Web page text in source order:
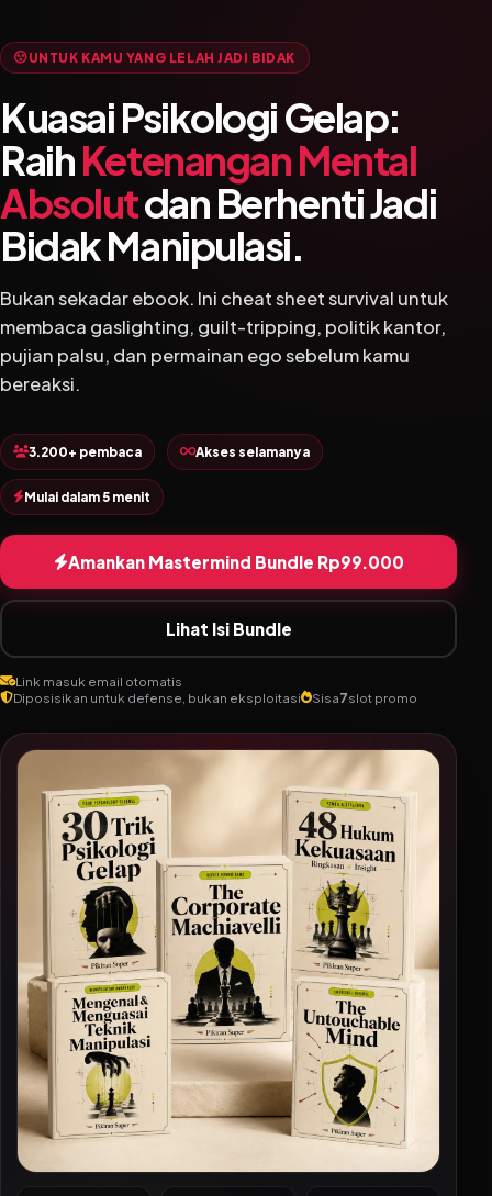
UNTUK KAMU YANG LELAH JADI BIDAK
Kuasai Psikologi Gelap:
RaihKetenangan Mental
Absolutdan Berhenti Jadi
Bidak Manipulasi.
Bukan sekadar ebook. Ini cheat sheet survival untuk
membaca gaslighting, guilt-tripping, politik kantor,
pujian palsu, dan permainan ego sebelum kamu
bereaksi.
3.200+ pembaca Akses selamanya
Mulai dalam 5 menit
Amankan Mastermind Bundle Rp99.000
Lihat Isi Bundle
Link masuk email otomatis
Diposisikan untuk defense, bukan eksploitasi
Sisa7slot promo